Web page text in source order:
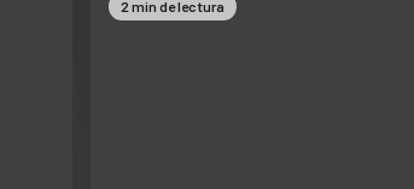
2 min de lectura